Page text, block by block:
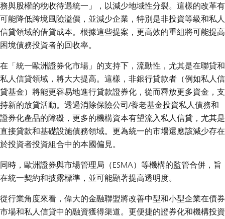
務與股權的稅收待遇統一」，以減少地域性分裂。這樣的改革有
可能降低跨境風險溢價，並減少企業，特別是非投資等級和私人
信貸領域的借貸成本。根據這些提案，更高效的重組將可能提高
困境債務投資者的回收率。
在「統一歐洲證券化市場」的支持下，流動性，尤其是在聯貸和
私人信貸領域，將大大提高。這樣，非銀行貸款者（例如私人信
貸基金）將能更容易地進行貸款證券化，從而釋放更多資金，支
持新的放貸活動。透過消除保險公司/養老基金投資私人債務和
證券化產品的障礙，更多的機構資本有望流入私人信貸，尤其是
直接貸款和基礎設施債務領域。更為統一的市場還應該減少存在
於投資者投資組合中的本國偏見。
同時，歐洲證券與市場管理局（ESMA）等機構的監管合併，旨
在統一契約和披露標準，並可能顯著提高透明度。
從行業角度來看，偉大的金融聯盟將改善中型和小型企業在債券
市場和私人信貸中的融資獲得渠道。更便捷的證券化和機構投資